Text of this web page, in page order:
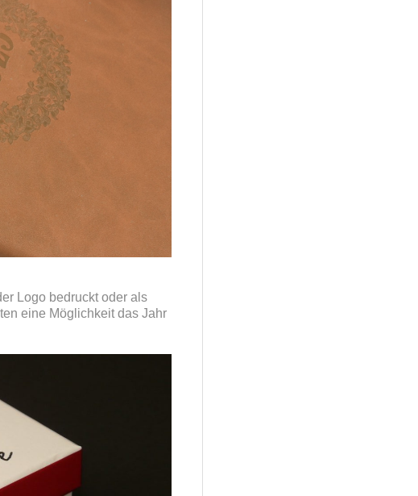
Logo bedruckt oder als
eine Möglichkeit das Jahr